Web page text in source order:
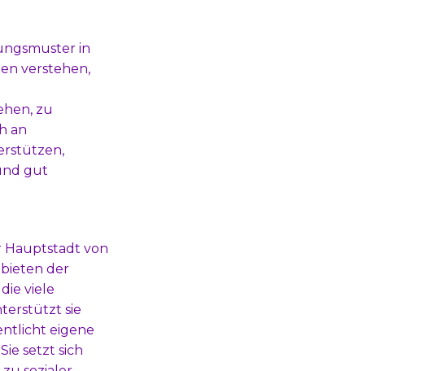
in
verstehen,
zu
an
gut
Hauptstadt von
der
viele
sie
eigene
setzt sich